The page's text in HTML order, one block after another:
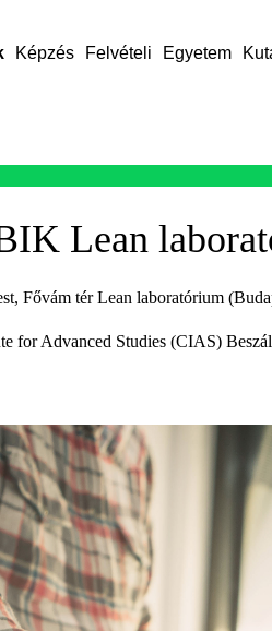
Képzés Felvételi Egyetem
Lean
Fővám tér Lean laboratórium
for Advanced Studies (CIAS)